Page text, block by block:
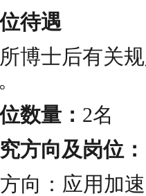
待遇
博士后有关
数量： 2名
方向及岗位：
向：应用加